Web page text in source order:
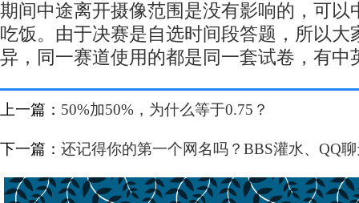
期间中途离开摄像范围是没有影响的，可以
吃饭。由于决赛是自选时间段答题，所以大
异，同一赛道使用的都是同一套试卷，有中
上一篇： 50%加50%，为什么等于0.75？
下一篇： 还记得你的第一个网名吗？BBS灌水、QQ